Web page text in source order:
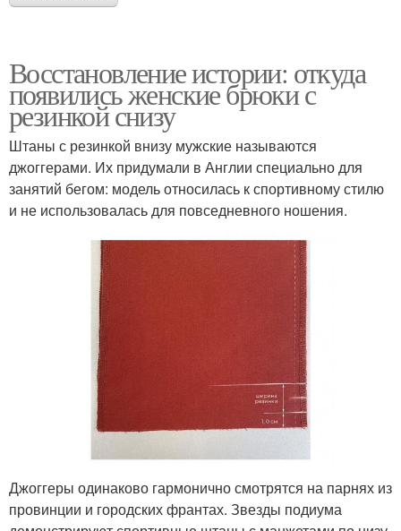
Восстановление истории: откуда
появились женские брюки с
резинкой снизу
Штаны с резинкой внизу мужские называются
джоггерами. Их придумали в Англии специально для
занятий бегом: модель относилась к спортивному стилю
и не использовалась для повседневного ношения.
Джоггеры одинаково гармонично смотрятся на парнях из
провинции и городских франтах. Звезды подиума